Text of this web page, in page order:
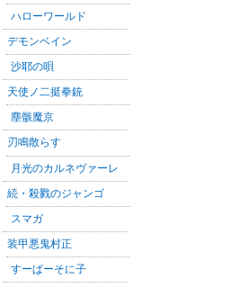
ハローワールド
デモンベイン
沙耶の唄
天使ノ二挺拳銃
塵骸魔京
刃鳴散らす
月光のカルネヴァーレ
続・殺戮のジャンゴ
スマガ
装甲悪鬼村正
すーぱーそに子